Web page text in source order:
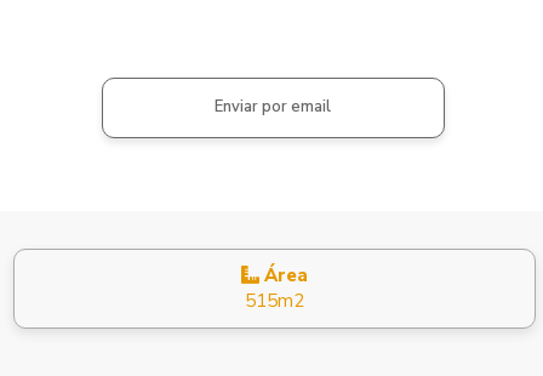
Enviar por email
Área
515m2